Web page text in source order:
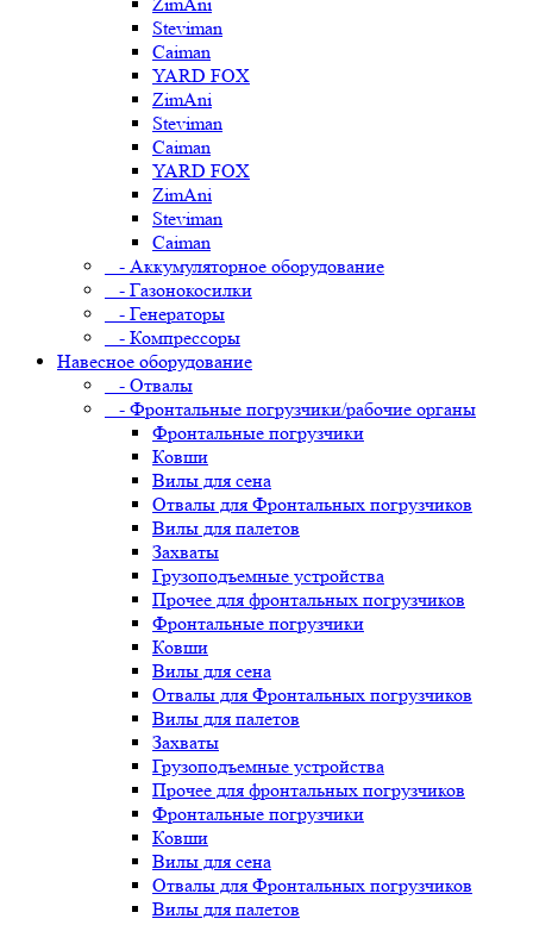
Steviman
Caiman
YARD FOX
ZimAni
Steviman
Caiman
YARD FOX
ZimAni
Steviman
Caiman
- Аккумуляторное оборудование
- Газонокосилки
- Генераторы
- Компрессоры
Навесное оборудование
- Отвалы
- Фронтальные погрузчики/рабочие органы
Фронтальные погрузчики
Ковши
Вилы для сена
Отвалы для Фронтальных погрузчиков
Вилы для палетов
Захваты
Грузоподъемные устройства
Прочее для фронтальных погрузчиков
Фронтальные погрузчики
Ковши
Вилы для сена
Отвалы для Фронтальных погрузчиков
Вилы для палетов
Захваты
Грузоподъемные устройства
Прочее для фронтальных погрузчиков
Фронтальные погрузчики
Ковши
Вилы для сена
Отвалы для Фронтальных погрузчиков
Вилы для палетов